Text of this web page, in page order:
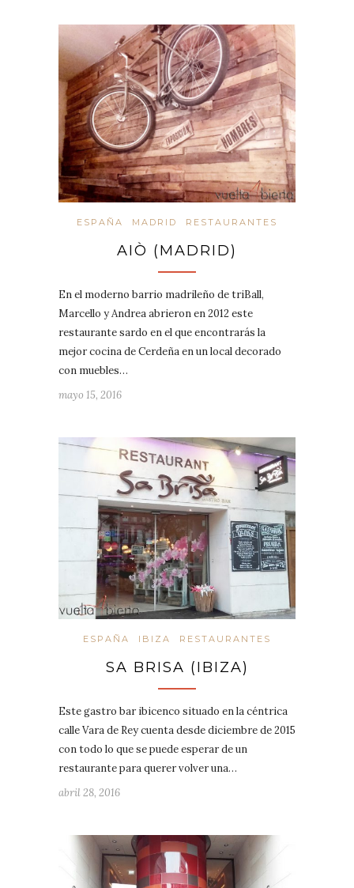
ESPAÑA MADRID RESTAURANTES
AIÒ (MADRID)
En el moderno barrio madrileño de triBall,
Marcello y Andrea abrieron en 2012 este
restaurante sardo en el que encontrarás la
mejor cocina de Cerdeña en un local decorado
con muebles…
mayo 15, 2016
ESPAÑA IBIZA RESTAURANTES
SA BRISA (IBIZA)
Este gastro bar ibicenco situado en la céntrica
calle Vara de Rey cuenta desde diciembre de 2015
con todo lo que se puede esperar de un
restaurante para querer volver una…
abril 28, 2016